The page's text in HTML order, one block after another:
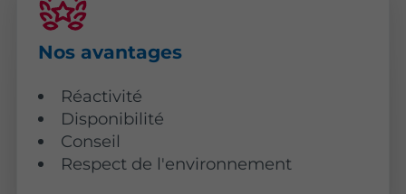
Nos avantages
Réactivité
Disponibilité
Conseil
Respect de l'environnement